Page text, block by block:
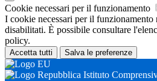
Cookie necessari per il funzionamento
I cookie necessari per il funzionamento
disabilitati. È possibile consultare
policy.
Accetta tutti Salva le preferenze
Istituto